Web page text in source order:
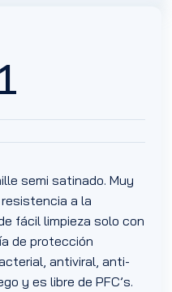
semi satinado. Muy
a la
fácil limpieza solo con
de protección
antiviral, anti-
y es libre de PFC’s.